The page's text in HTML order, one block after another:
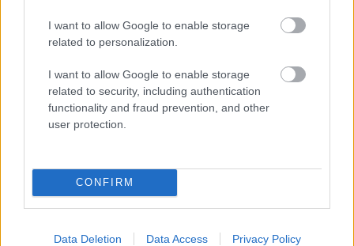
I want to allow Google to enable storage
related to personalization.
I want to allow Google to enable storage
related to security, including authentication
functionality and fraud prevention, and other
user protection.
CONFIRM
Data Deletion Data Access Privacy Policy
Eurocopa: posibles onces tipo de las selecciones del Grupo E
4. junio 2021 PorJesus Gallo|
El Grupo E de la Eurocopa medirá a España, Polonia, Suecias y